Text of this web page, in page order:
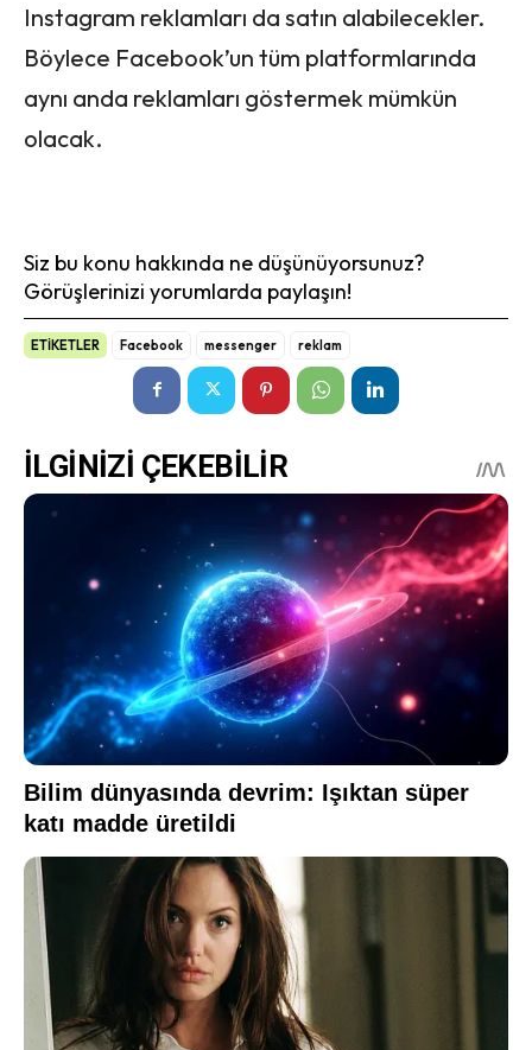
Instagram reklamları da satın alabilecekler.
Böylece Facebook’un tüm platformlarında
aynı anda reklamları göstermek mümkün
olacak.
Siz bu konu hakkında ne düşünüyorsunuz?
Görüşlerinizi yorumlarda paylaşın!
ETİKETLER Facebook messenger reklam